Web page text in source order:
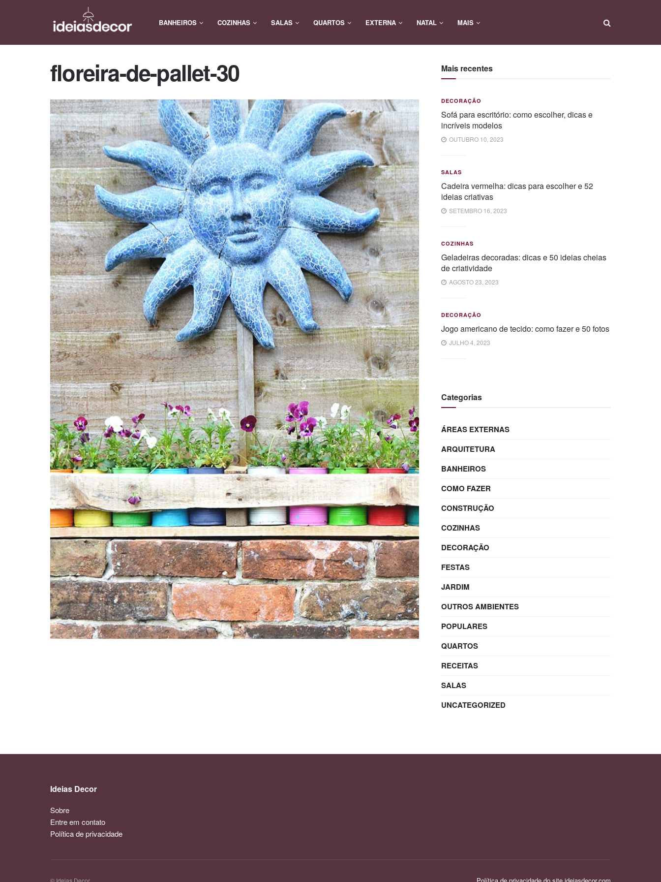
BANHEIROS COZINHAS SALAS QUARTOS EXTERNA NATAL MAIS
floreira-de-pallet-30 Mais recentes
DECORAÇÃO
Sofá para escritório: como escolher, dicas e
incríveis modelos
OUTUBRO 10, 2023
SALAS
Cadeira vermelha: dicas para escolher e 52
ideias criativas
SETEMBRO 16, 2023
COZINHAS
Geladeiras decoradas: dicas e 50 ideias cheias
de criatividade
AGOSTO 23, 2023
DECORAÇÃO
Jogo americano de tecido: como fazer e 50 fotos
JULHO 4, 2023
Categorias
ÁREAS EXTERNAS
ARQUITETURA
BANHEIROS
COMO FAZER
CONSTRUÇÃO
COZINHAS
DECORAÇÃO
FESTAS
JARDIM
OUTROS AMBIENTES
POPULARES
QUARTOS
RECEITAS
SALAS
UNCATEGORIZED
Ideias Decor
Sobre
Entre em contato
Política de privacidade
© Ideias Decor